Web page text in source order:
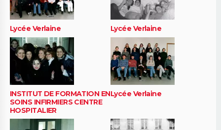
Lycée Verlaine Lycée Verlaine
INSTITUT DE FORMATION EN
SOINS INFIRMIERS CENTRE
HOSPITALIER
Lycée Verlaine